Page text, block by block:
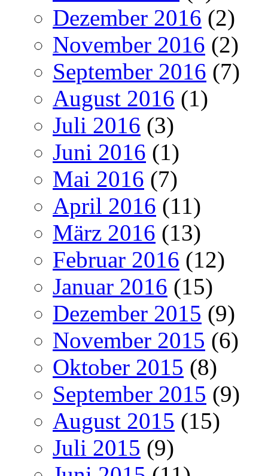
Dezember 2016 (2)
November 2016 (2)
September 2016 (7)
August 2016 (1)
Juli 2016 (3)
Juni 2016 (1)
Mai 2016 (7)
April 2016 (11)
März 2016 (13)
Februar 2016 (12)
Januar 2016 (15)
Dezember 2015 (9)
November 2015 (6)
Oktober 2015 (8)
September 2015 (9)
August 2015 (15)
Juli 2015 (9)